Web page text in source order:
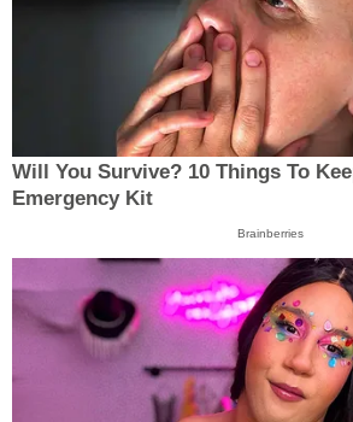
Will You Survive? 10 Things To
Emergency Kit
Brainberries